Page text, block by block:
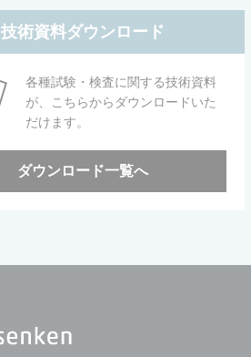
技術資料ダウンロード
各種試験・検査に関する技術資料
が、こちらからダウンロードいた
だけます。
ダウンロード一覧へ